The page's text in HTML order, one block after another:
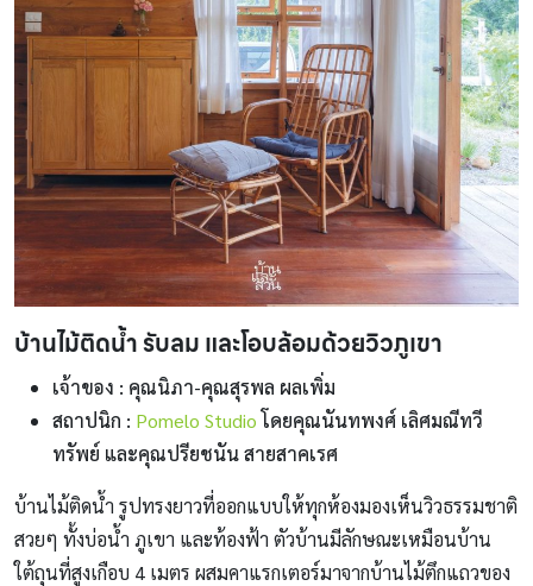
บ้านไม้ติดน้ำ รับลม และโอบล้อมด้วยวิวภูเขา
เจ้าของ : คุณนิภา-คุณสุรพล ผลเพิ่ม
สถาปนิก : Pomelo Studioโดยคุณนันทพงศ์ เลิศมณีทวี
ทรัพย์ และคุณปรียชนัน สายสาคเรศ
บ้านไม้ติดน้ำ รูปทรงยาวที่ออกแบบให้ทุกห้องมองเห็นวิวธรรมชาติ
สวยๆ ทั้งบ่อน้ำ ภูเขา และท้องฟ้า ตัวบ้านมีลักษณะเหมือนบ้าน
ใต้ถุนที่สูงเกือบ 4 เมตร ผสมคาแรกเตอร์มาจากบ้านไม้ตึกแถวของ